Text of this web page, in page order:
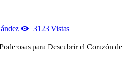
3123 Vistas